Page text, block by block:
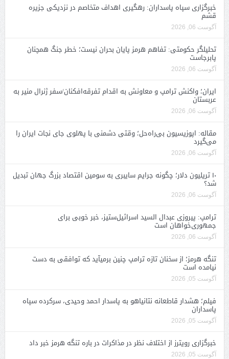
خبرگزاری سپاه پاسداران: رهگیری اهداف متخاصم در نزدیکی جزیره
قشم
آگوست 06, 2026
تحلیلگر حکومتی: تفاهم هرمز پایان بحران نیست؛ خطر جنگ همچنان
پابرجاست
آگوست 06, 2026
ایران؛ واکنش ترامپ و معاونش به اقدام تفرقه‌افکنان/سفر ژنرال منیر به
عربستان
آگوست 06, 2026
مقاله: اپوزیسیون بی‌راه‌حل؛ وقتی دشمنی با پهلوی جای نجات ایران را
می‌گیرد
آگوست 06, 2026
۱۰ تریلیون دلار؛ چگونه جرایم سایبری به سومین اقتصاد بزرگ جهان تبدیل
شد؟
آگوست 06, 2026
ترامپ: پیروزی عبدال السید اسرائیل‌ستیز، خبر خوبی برای
جمهوری‌خواهان است
آگوست 06, 2026
تنگه هرمز؛ از سخنان تازه ترامپ چنین برمیآید که توافقی به دست
نیامده است
آگوست 05, 2026
فیلم؛ هشدار قاطعانه نتانیاهو به پاسدار احمد وحیدی، سرکرده سپاه
پاسداران
آگوست 05, 2026
خبرگزاری رویترز از اختلاف نظر در مذاکرات در باره تنگه هرمز خبر داد
آگوست 05, 2026